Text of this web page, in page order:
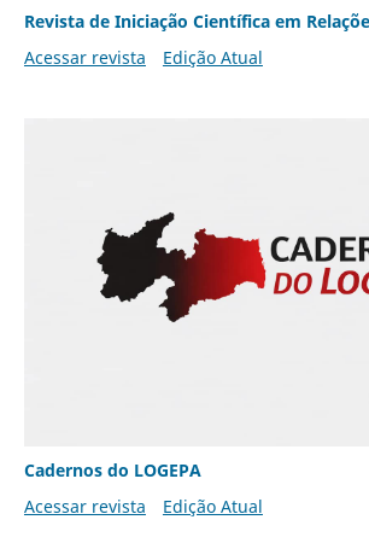
Revista de Iniciação Científica em
Acessar revista
Edição Atual
Cadernos do LOGEPA
Acessar revista
Edição Atual